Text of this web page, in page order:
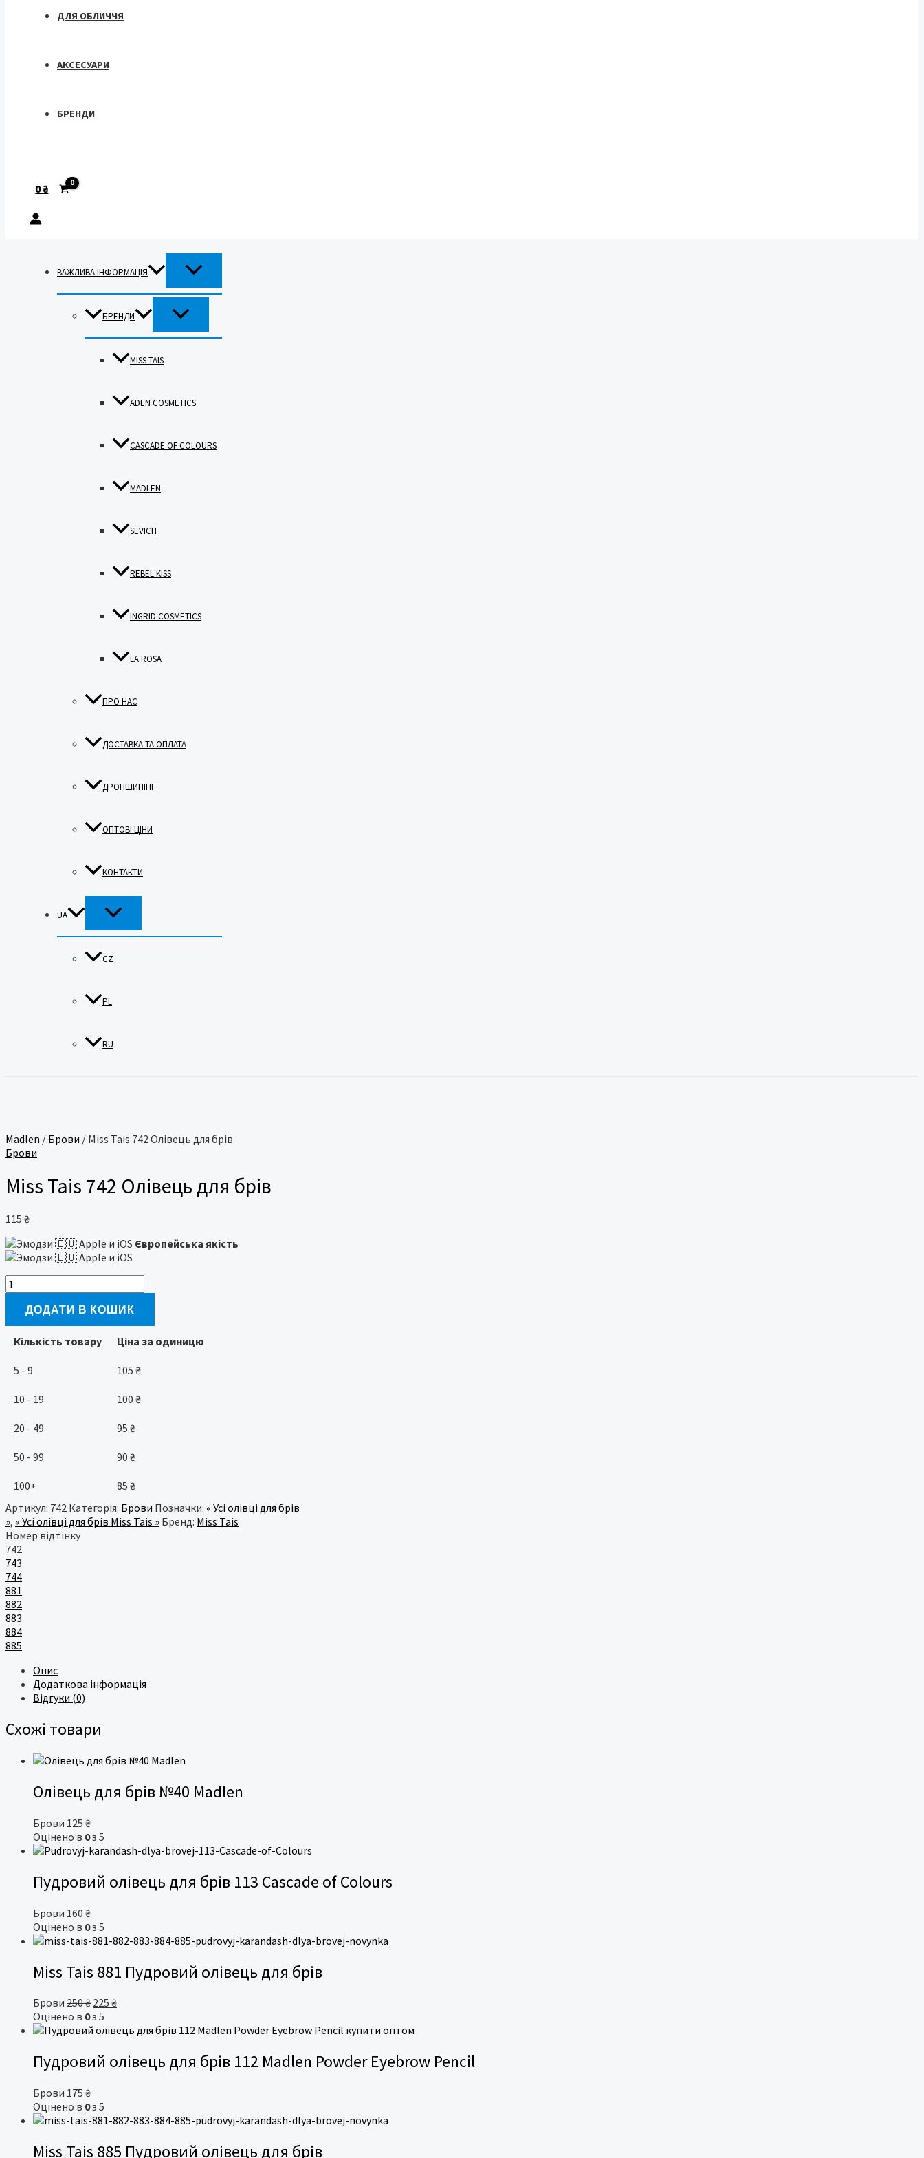
ДЛЯ ОБЛИЧЧЯ
АКСЕСУАРИ
БРЕНДИ
0₴
ВАЖЛИВА ІНФОРМАЦІЯ
ПЕРЕМИКАЧ
МЕНЮ
БРЕНДИ
ПЕРЕМИКАЧ
МЕНЮ
MISS TAIS
ADEN COSMETICS
CASCADE OF COLOURS
MADLEN
SEVICH
REBEL KISS
INGRID COSMETICS
LA ROSA
ПРО НАС
ДОСТАВКА ТА ОПЛАТА
ДРОПШИПІНГ
ОПТОВІ ЦІНИ
КОНТАКТИ
UA
ПЕРЕМИКАЧ
МЕНЮ
CZ
PL
RU
Madlen / Брови / Miss Tais 742 Олівець для брів
Брови
Miss Tais 742 Олівець для брів
115 ₴
Європейська якість
Miss
Tais
Олівець
для
кількість
ДОДАТИ В КОШИК
Кількість товару Ціна за одиницю
5 - 9 105 ₴
10 - 19 100 ₴
20 - 49 95 ₴
50 - 99 90 ₴
100+ 85 ₴
Артикул: 742 Категорія: Брови Позначки: « Усі олівці для брів
», « Усі олівці для брів Miss Tais » Бренд: Miss Tais
Номер відтінку
742
743
744
881
882
883
884
885
Опис
Додаткова інформація
Відгуки (0)
Схожі товари
Олівець для брів №40 Madlen
Брови 125 ₴
Оцінено в 0з 5
Пудровий олівець для брів 113 Cascade of Colours
Брови 160 ₴
Оцінено в 0з 5
Miss Tais 881 Пудровий олівець для брів
Брови 250₴ Оригінальна
ціна:
250 ₴.
225 ₴Поточна
225 ₴.
Оцінено в 0з 5
Пудровий олівець для брів 112 Madlen Powder Eyebrow Pencil
Брови 175 ₴
Оцінено в 0з 5
Miss Tais 885 Пудровий олівець для брів